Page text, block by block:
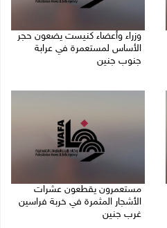
وزراء وأعضاء كنيست يضعون حجر
الأساس لمستعمرة في عرابة
جنوب جنين
مستعمرون يقطعون عشرات
الأشجار المثمرة في خربة فراسين
غرب جنين